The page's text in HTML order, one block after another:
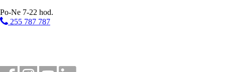
Po-Ne 7-22 hod.
255 787 787